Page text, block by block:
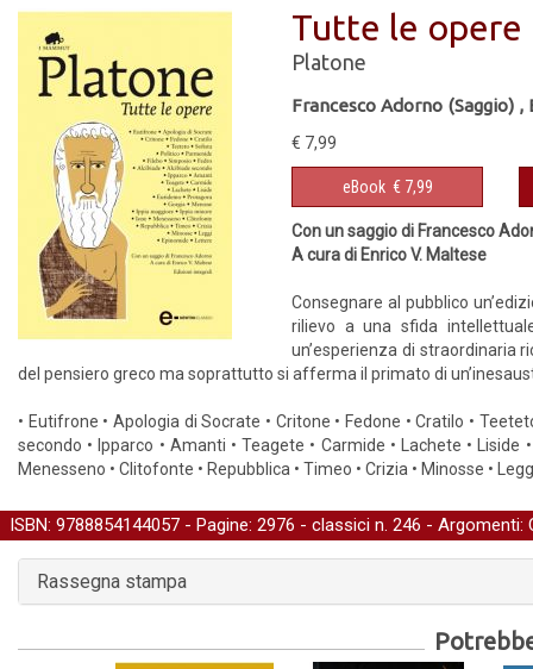
Tutte le opere
Platone
Francesco Adorno (Saggio) ,
€ 7,99
eBook € 7,99
Con un saggio di Francesco
A cura di Enrico V. Maltese
Consegnare al pubblico
rilievo a una sfida
un’esperienza di straordinaria
del pensiero greco ma soprattutto si afferma il primato di
• Eutifrone • Apologia di Socrate • Critone • Fedone • Cratilo •
secondo • Ipparco • Amanti • Teagete • Carmide • Lachete •
Menesseno • Clitofonte • Repubblica • Timeo • Crizia • Minosse •
ISBN: 9788854144057 - Pagine: 2976 - classici n. 246 - Argomenti:
Rassegna stampa